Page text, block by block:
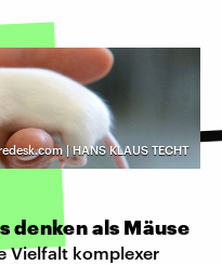
| HANS KLAUS TECHT
denken als Mäuse
Vielfalt komplexer